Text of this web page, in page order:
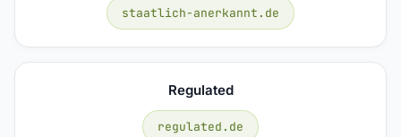
staatlich-anerkannt.de
Regulated
regulated.de